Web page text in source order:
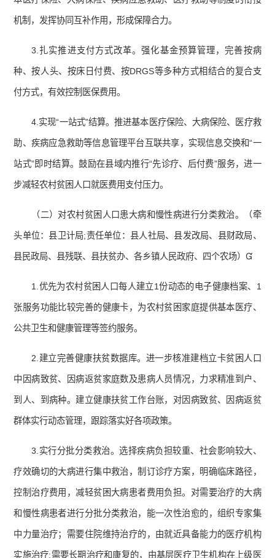
机制，发挥协同互补作用，形成保障合力。
3.扎实推进支付方式改革。强化基金预算管理，完善按病
种、按人头、按床日付费、按DRGS等多种方式相结合的复合支
付方式，有效控制医保费用。
4.实现“一站式”结算。推进基本医疗保险、大病保险、医疗救
助、疾病应急救助等信息管理平台互联共享，实现信息交换和“一
站式”即时结算。鼓励在县域内推行“先诊疗、后付费”服务，进一
步减轻农村贫困人口就医费用支付压力。
（二）对农村贫困人口患大病和慢性病进行分类救治。（牵
头单位：县卫计局;责任单位：县人社局、县发改局、县财政局、
县民政局、县残联、县扶贫办、各乡镇人民政府、四个农场）
1.优先为农村贫困人口每人建立1份动态的电子健康档案、1
张服务功能比较完善的健康卡，为农村贫困家庭提供基本医疗、
公共卫生和健康管理等签约服务。
2.建立完善健康扶贫数据库。进一步核准建档立卡贫困人口
中因病致贫、因病返贫家庭数及患病人员情况，力求精准到户、
到人、到病种。建立健康扶贫工作台账，对因病致贫、因病返贫
群体实行动态管理，跟踪落实好各项政策。
3.实行分批分类救治。选择疾病负担较重、社会影响较大、
疗效确切的大病进行集中救治，制订诊疗方案，明确临床路径，
控制治疗费用，减轻贫困大病患者费用负担。对需要治疗的大病
和慢性病患者进行分批分类救治，能一次性治愈的，组织专家集
中力量治疗；需要住院维持治疗的，由就近具备能力的医疗机构
实施治疗;需要长期治疗和康复的，由基层医疗卫生机构在上级医